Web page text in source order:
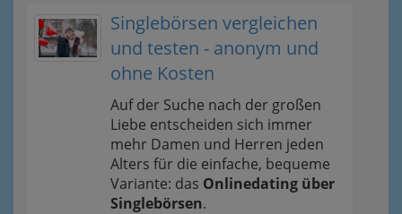
Singlebörsen vergleichen
und testen - anonym und
ohne Kosten
Auf der Suche nach der großen
Liebe entscheiden sich immer
mehr Damen und Herren jeden
Alters für die einfache, bequeme
Variante: das Onlinedating über
Singlebörsen.